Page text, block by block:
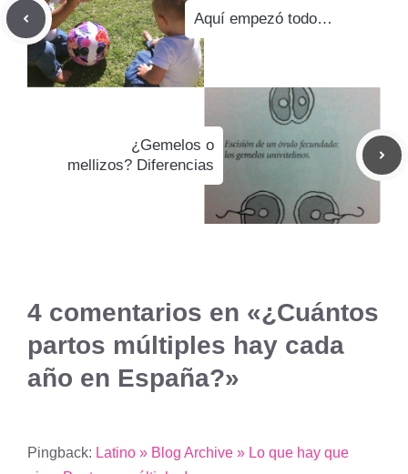
Aquí empezó todo…
¿Gemelos o
mellizos? Diferencias
4 comentarios en «¿Cuántos
partos múltiples hay cada
año en España?»
Pingback: Latino » Blog Archive » Lo que hay que